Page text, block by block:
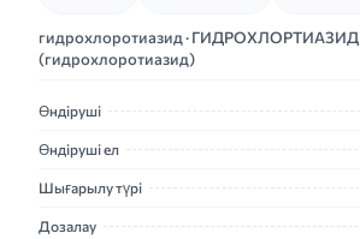
гидрохлоротиазид · ГИДРОХЛОРТИАЗИД
(гидрохлоротиазид)
Өндіруші
Өндіруші ел
Шығарылу түрі
Дозалау